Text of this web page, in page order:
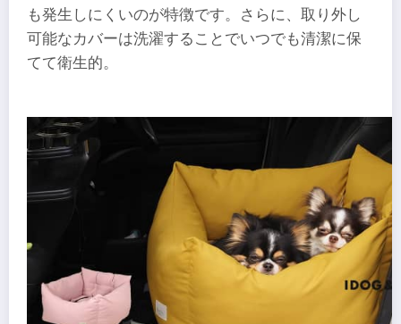
も発生しにくいのが特徴です。さらに、取り外し
可能なカバーは洗濯することでいつでも清潔に保
てて衛生的。